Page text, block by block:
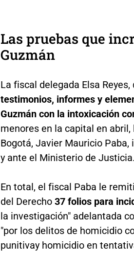
Las pruebas que
Guzmán
La fiscal delegada Elsa
testimonios, informes y
Guzmán con la intoxicación
menores en la capital en
Bogotá, Javier Mauricio
y ante el Ministerio de Justicia.
En total, el fiscal Paba le
del Derecho 37 folios para
la investigación" adelantada
"por los delitos de homicidio
punitivay homicidio en